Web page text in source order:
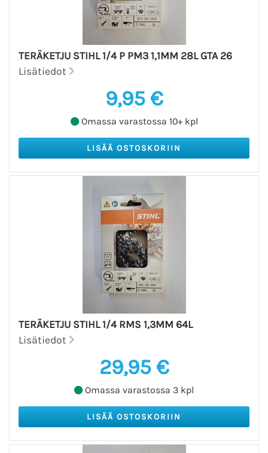
TERÄKETJU STIHL 1/4 P PM3 1,1MM 28L GTA 26
Lisätiedot
9,95 €
Omassa varastossa 10+ kpl
TERÄKETJU STIHL 1/4 RMS 1,3MM 64L
Lisätiedot
29,95 €
Omassa varastossa 3 kpl